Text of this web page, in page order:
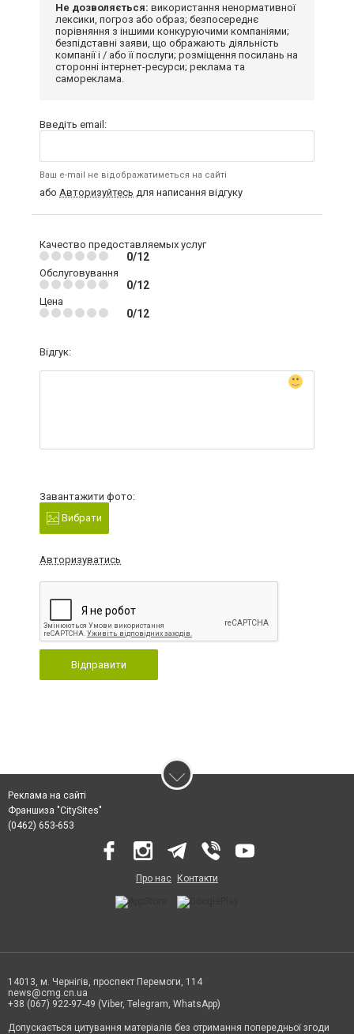
Не дозволяється: використання ненормативної
лексики, погроз або образ; безпосереднє
порівняння з іншими конкуруючими компаніями;
безпідставні заяви, що ображають діяльність
компанії і / або її послуги; розміщення посилань на
сторонні інтернет-ресурси; реклама та
самореклама.
Введіть email:
Ваш e-mail не відображатиметься на сайті
або Авторизуйтесь для написання відгуку
Качество предоставляемых услуг
0/12
Обслуговування
0/12
Цена
0/12
Відгук:
Завантажити фото:
Вибрати
Авторизуватись
Відправити
Реклама на сайті
Франшиза "CitySites"
(0462) 653-653
Про нас Контакти
14013, м. Чернігів, проспект Перемоги, 114
news@cmg.cn.ua
+38 (067) 922-97-49 (Viber, Telegram, WhatsApp)
Допускається цитування матеріалів без отримання попередньої згоди